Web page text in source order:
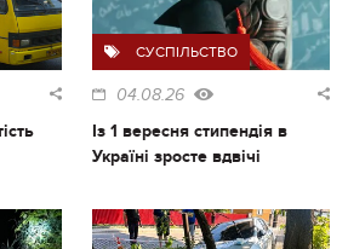
СУСПІЛЬСТВО
04.08.26
Із 1 вересня стипендія в
Україні зросте вдвічі